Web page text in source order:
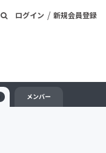
ログイン / 新規会員登録
メンバー